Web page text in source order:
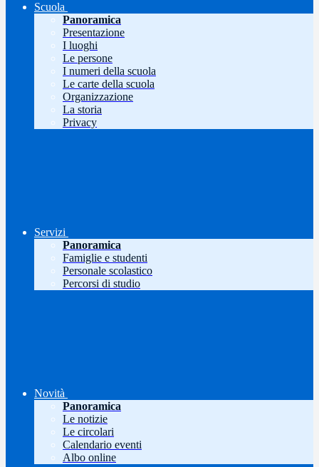
Scuola
Panoramica
Presentazione
I luoghi
Le persone
I numeri della scuola
Le carte della scuola
Organizzazione
La storia
Privacy
Servizi
Panoramica
Famiglie e studenti
Personale scolastico
Percorsi di studio
Novità
Panoramica
Le notizie
Le circolari
Calendario eventi
Albo online